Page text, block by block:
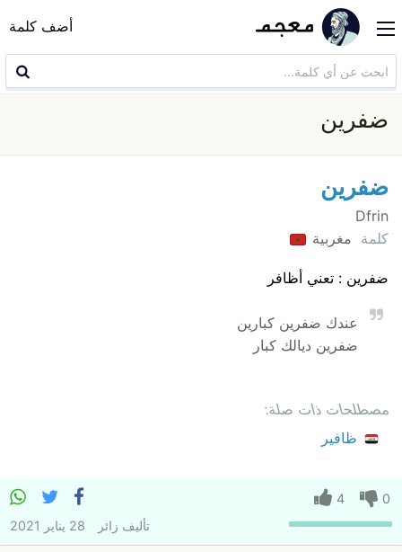
أضف كلمة
ضفرين
ضفرين
Dfrin
كلمة مغربية
ضفرين : تعني أظافر
عندك ضفرين كبارين
ضفرين ديالك كبار
مصطلحات ذات صلة:
ظافير
0
4
تأليف زائر 28 يناير 2021